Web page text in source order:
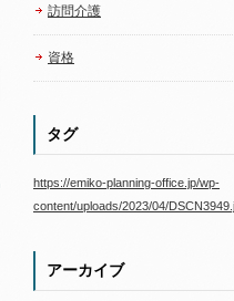
訪問介護
資格
タグ
https://emiko-planning-office.jp/wp-
content/uploads/2023/04/
アーカイブ